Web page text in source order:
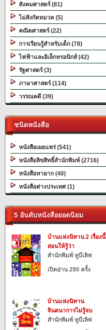
สังคมศาสตร์ (81)
ไม่สังกัดหมวด (5)
คณิตศาสตร์ (22)
การเรียนรู้สำหรับเด็ก (78)
ไฟฟ้าและอิเล็กทรอนิกส์ (42)
รัฐศาสตร์ (3)
ภาษาศาสตร์ (114)
วรรณคดี (39)
ชนิดหนังสือ
หนังสือเผยแพร่ (541)
หนังสือลิขสิทธิ์สำนักพิมพ์ (2716)
หนังสือหายาก (40)
หนังสือต่างประเทศ (1)
5 อันดับหนังสือยอดนิยม
บ้านแห่งนิทาน 2 เรื่องนี้
สอนให้รู้ว่า
สำนักพิมพ์ ทูบีเลิฟ
เปิดอ่าน 290 ครั้ง
บ้านแห่งนิทาน
จินตนาการไม่รู้จบ
สำนักพิมพ์ ทูบีเลิฟ